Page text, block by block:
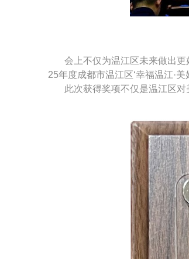
会上不仅为温江区未来做出更
25年度成都市温江区‘幸福温江·美
此次获得奖项不仅是温江区对